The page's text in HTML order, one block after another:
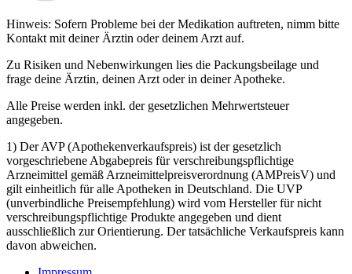
Hinweis: Sofern Probleme bei der Medikation auftreten, nimm bitte
Kontakt mit deiner Ärztin oder deinem Arzt auf.
Zu Risiken und Nebenwirkungen lies die Packungsbeilage und
frage deine Ärztin, deinen Arzt oder in deiner Apotheke.
Alle Preise werden inkl. der gesetzlichen Mehrwertsteuer
angegeben.
1) Der AVP (Apothekenverkaufspreis) ist der gesetzlich
vorgeschriebene Abgabepreis für verschreibungspflichtige
Arzneimittel gemäß Arzneimittelpreisverordnung (AMPreisV) und
gilt einheitlich für alle Apotheken in Deutschland. Die UVP
(unverbindliche Preisempfehlung) wird vom Hersteller für nicht
verschreibungspflichtige Produkte angegeben und dient
ausschließlich zur Orientierung. Der tatsächliche Verkaufspreis kann
davon abweichen.